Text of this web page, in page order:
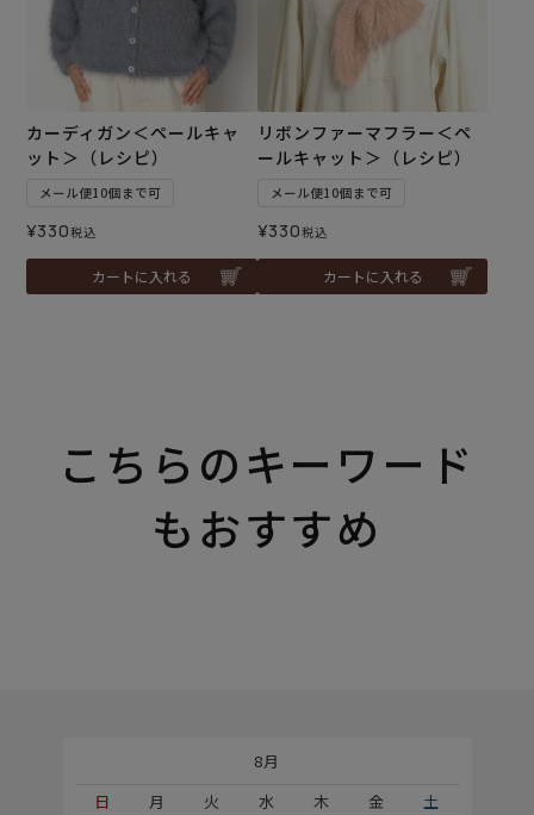
カーディガン＜ペールキャ
ット＞（レシピ）
メール便10個まで可
¥330税込
カートに入れる
リボンファーマフラー＜ペ
ールキャット＞（レシピ）
メール便10個まで可
¥330税込
カートに入れる
こちらのキーワード
もおすすめ
8月
日
月 火 水 木 金
土